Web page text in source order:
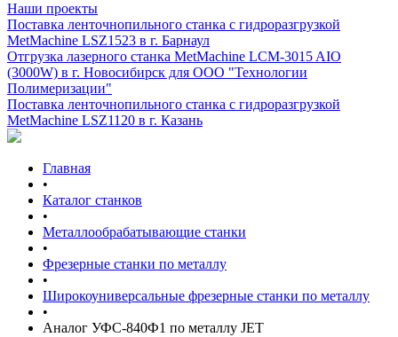
Наши проекты
Поставка ленточнопильного станка c гидроразгрузкой
MetMachine LSZ1523 в г. Барнаул
Отгрузка лазерного станка MetMachine LCM-3015 AIO
(3000W) в г. Новосибирск для ООО "Технологии
Полимеризации"
Поставка ленточнопильного станка c гидроразгрузкой
MetMachine LSZ1120 в г. Казань
Главная
•
Каталог станков
•
Металлообрабатывающие станки
•
Фрезерные станки по металлу
•
Широкоуниверсальные фрезерные станки по металлу
•
Аналог УФС-840Ф1 по металлу JET